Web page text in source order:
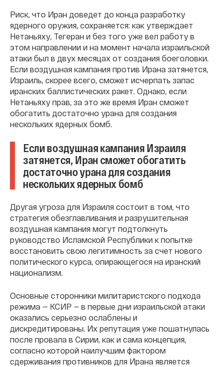
Риск, что Иран доведет до конца разработку
ядерного оружия, сохраняется: как утверждает
Нетаньяху, Тегеран и без того уже вел работу в
этом направлении и на момент начала израильской
атаки был в двух месяцах от создания боеголовки.
Если воздушная кампания против Ирана затянется,
Израиль, скорее всего, сможет исчерпать запас
иранских баллистических ракет. Однако, если
Нетаньяху прав, за это же время Иран сможет
обогатить достаточно урана для создания
нескольких ядерных бомб.
Если воздушная кампания Израиля
затянется, Иран сможет обогатить
достаточно урана для создания
нескольких ядерных бомб
Другая угроза для Израиля состоит в том, что
стратегия обезглавливания и разрушительная
воздушная кампания могут подтолкнуть
руководство Исламской Республики к попытке
восстановить свою легитимность за счет нового
политического курса, опирающегося на иранский
национализм.
Основные сторонники милитаристского подхода
режима — КСИР — в первые дни израильской атаки
оказались серьезно ослаблены и
дискредитированы. Их репутация уже пошатнулась
после провала в Сирии, как и сама концепция,
согласно которой наилучшим фактором
сдерживания противников для Ирана является